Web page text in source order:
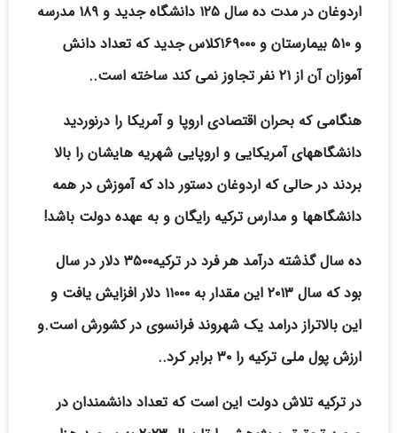
اردوغان در مدت ده سال ۱۲۵ دانشگاه جدید و ۱۸۹ مدرسه
و ۵۱۰ بیمارستان و ۱۶۹۰۰۰کلاس جدید که تعداد دانش
آموزان آن از ۲۱ نفر تجاوز نمی کند ساخته است..
هنگامی که بحران اقتصادی اروپا و آمریکا را درنوردید
دانشگاههای آمریکایی و اروپایی شهریه هایشان را بالا
بردند در حالی که اردوغان دستور داد که آموزش در همه
دانشگاهها و مدارس ترکیه رایگان و به عهده دولت باشد!
ده سال گذشته درآمد هر فرد در ترکیه۳۵۰۰ دلار در سال
بود که سال ۲۰۱۳ این مقدار به ۱۱۰۰۰ دلار افزایش یافت و
این بالاتراز درامد یک شهروند فرانسوی در کشورش است.و
ارزش پول ملی ترکیه را ۳۰ برابر کرد..
در ترکیه تلاش دولت این است که تعداد دانشمندان در